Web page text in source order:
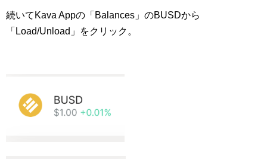
続いてKava Appの「Balances」のBUSDから
「Load/Unload」をクリック。